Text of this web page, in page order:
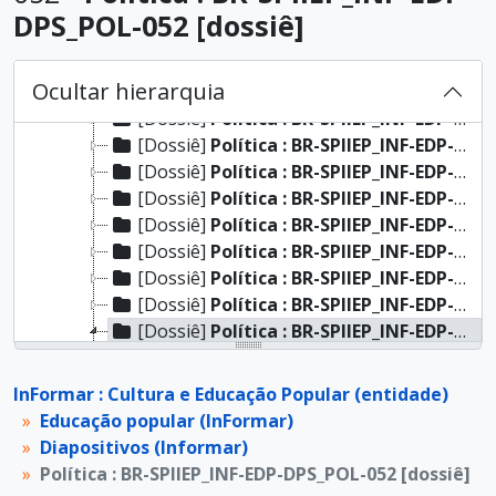
DPS_POL-052 [dossiê]
Ocultar hierarquia
[Dossiê] Política : BR-SPIIEP_INF-EDP-DPS_POL-039 [dossiê]
[Dossiê]Política : BR-SPIIEP_INF-EDP-DPS_POL-040 [dossiê]
[Dossiê]Política : BR-SPIIEP_INF-EDP-DPS_POL-041 [dossiê]
[Dossiê]Política : BR-SPIIEP_INF-EDP-DPS_POL-043 [dossiê]
[Dossiê]Política : BR-SPIIEP_INF-EDP-DPS_POL-044 [dossiê]
[Dossiê] Política : BR-SPIIEP_INF-EDP-DPS_POL-045 [dossiê]
[Dossiê] Política : BR-SPIIEP_INF-EDP-DPS_POL-046 [dossiê]
[Dossiê] Política : BR-SPIIEP_INF-EDP-DPS_POL-047 [dossiê]
[Dossiê] Política : BR-SPIIEP_INF-EDP-DPS_POL-048 [dossiê]
[Dossiê] Política : BR-SPIIEP_INF-EDP-DPS_POL-049 [dossiê]
[Dossiê] Política : BR-SPIIEP_INF-EDP-DPS_POL-050 [dossiê]
[Dossiê] Política : BR-SPIIEP_INF-EDP-DPS_POL-051 [dossiê]
[Dossiê] Política : BR-SPIIEP_INF-EDP-DPS_POL-052 [dossiê]
[Item]Política : BR-SPIIEP_INF-EDP-DPS_POL-052-01 [diapositivo]
[Item]
Política : BR-SPIIEP_INF-EDP-DPS_POL-052-02 [diapositivo]
[Item] Política : BR-SPIIEP_INF-EDP-DPS_POL-052-03 [diapositivo]
[Item]
Política : BR-SPIIEP_INF-EDP-DPS_POL-052-04 [diapositivo]
[Item]Política : BR-SPIIEP_INF-EDP-DPS_POL-052-05 [diapositivo]
[Item]
Política : BR-SPIIEP_INF-EDP-DPS_POL-052-06 [diapositivo]
InFormar : Cultura e Educação Popular (entidade)
Educação popular (InFormar)
Diapositivos (Informar)
Política : BR-SPIIEP_INF-EDP-DPS_POL-052 [dossiê]